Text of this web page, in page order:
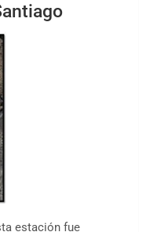
estación fue